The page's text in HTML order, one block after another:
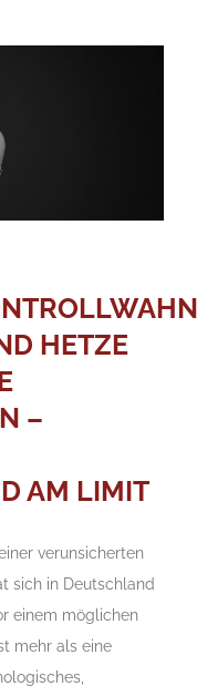
HETZE
–
AM LIMIT
verunsicherten
sich in Deutschland
einem möglichen
mehr als eine